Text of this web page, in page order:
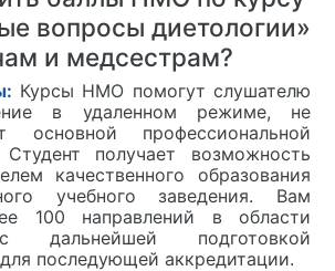
вопросы диетологии»
и медсестрам?
Курсы НМО помогут слушателю
в удаленном режиме, не
основной профессиональной
Студент получает возможность
качественного образования
учебного заведения. Вам
100 направлений в области
дальнейшей подготовкой
последующей аккредитации.